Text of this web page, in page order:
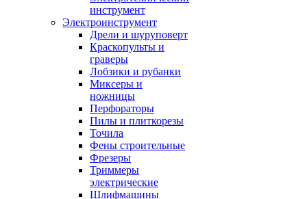
инструмент
Электроинструмент
Дрели и шуруповерт
Краскопульты и
граверы
Лобзики и рубанки
Миксеры и
ножницы
Перфораторы
Пилы и плиткорезы
Точила
Фены строительные
Фрезеры
Триммеры
электрические
Шлифмашины